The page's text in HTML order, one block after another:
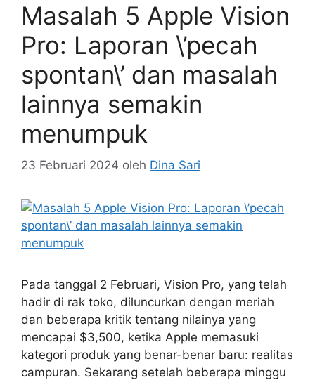
Masalah 5 Apple Vision
Pro: Laporan \’pecah
spontan\’ dan masalah
lainnya semakin
menumpuk
23 Februari 2024 oleh Dina Sari
Pada tanggal 2 Februari, Vision Pro, yang telah
hadir di rak toko, diluncurkan dengan meriah
dan beberapa kritik tentang nilainya yang
mencapai $3,500, ketika Apple memasuki
kategori produk yang benar-benar baru: realitas
campuran. Sekarang setelah beberapa minggu